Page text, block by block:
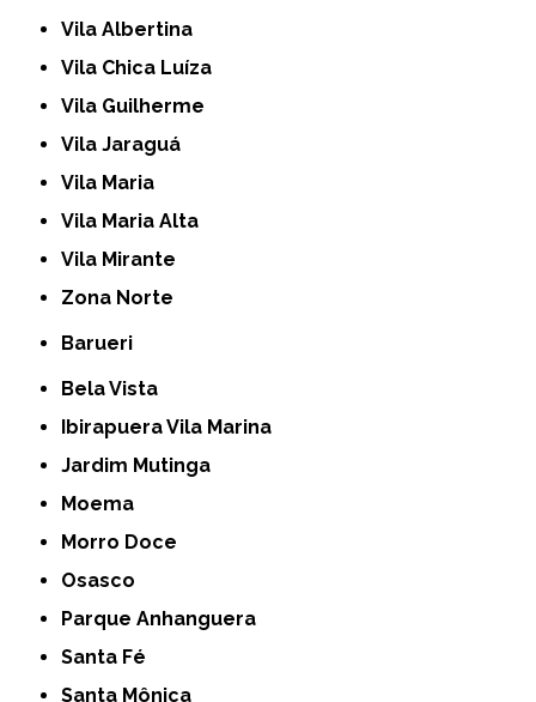
Vila Albertina
Vila Chica Luíza
Vila Guilherme
Vila Jaraguá
Vila Maria
Vila Maria Alta
Vila Mirante
Zona Norte
Barueri
Bela Vista
Ibirapuera Vila Marina
Jardim Mutinga
Moema
Morro Doce
Osasco
Parque Anhanguera
Santa Fé
Santa Mônica